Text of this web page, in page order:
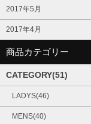
2017年5月
2017年4月
商品カテゴリー
CATEGORY(51)
LADYS(46)
MENS(40)